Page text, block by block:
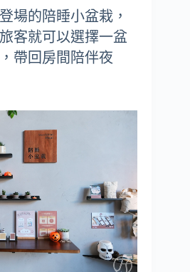
場的陪睡小盆栽，
客就可以選擇一盆
帶回房間陪伴夜